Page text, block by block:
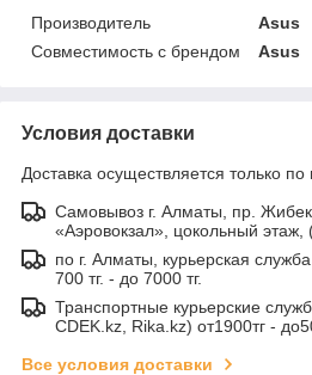
Производитель
Asus
Совместимость с брендом
Asus
Условия доставки
Доставка осуществляется только по
Самовывоз г. Алматы, пр.
«Аэровокзал», цокольный
по г. Алматы, курьерская
700 тг. - до 7000 тг.
Транспортные курьерские
CDEK.kz, Rika.kz) от1900тг -
Все условия доставки